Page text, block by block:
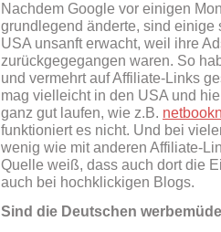
Nachdem Google vor einigen
grundlegend änderte, sind
USA unsanft erwacht, weil ihre
zurückgegegangen waren. So
und vermehrt auf Affiliate-Links
mag vielleicht in den USA und
ganz gut laufen, wie z.B.
funktioniert es nicht. Und bei
wenig wie mit anderen Affiliate-
Quelle weiß, dass auch dort die
auch bei hochklickigen Blogs.
Sind die Deutschen